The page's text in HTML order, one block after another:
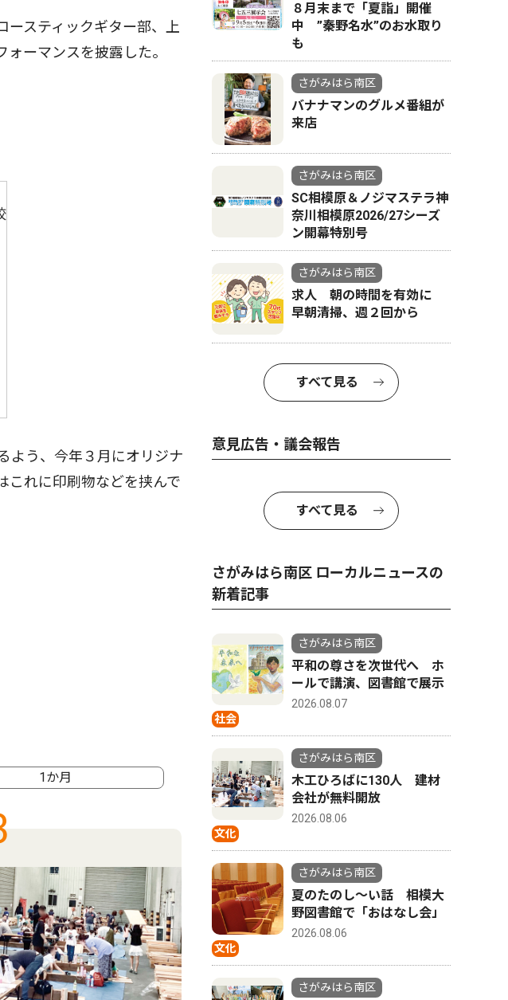
スティックギター部、上
ーマンスを披露した。
よう、今年３月にオリジナ
これに印刷物などを挟んで
1か月
4
８月末まで「夏詣」開催
中 ”秦野名水”のお水取り
も
さがみはら南区
バナナマンのグルメ番組が
来店
さがみはら南区
SC相模原＆ノジマステラ神
奈川相模原2026/27シーズ
ン開幕特別号
さがみはら南区
求人 朝の時間を有効に
早朝清掃、週２回から
すべて見る
意見広告・議会報告
すべて見る
さがみはら南区 ローカルニュースの
新着記事
社会
さがみはら南区
平和の尊さを次世代へ ホ
ールで講演、図書館で展示
2026.08.07
文化
さがみはら南区
木工ひろばに130人 建材
会社が無料開放
2026.08.06
文化
さがみはら南区
夏のたのし〜い話 相模大
野図書館で「おはなし会」
2026.08.06
さがみはら南区